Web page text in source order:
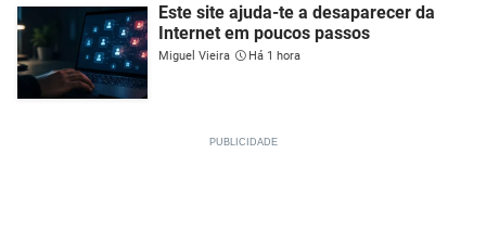
Este site ajuda-te a desaparecer da
Internet em poucos passos
Miguel Vieira Há 1 hora